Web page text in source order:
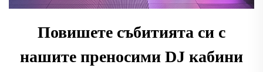
Повишете събитията си с
нашите преносими DJ кабини